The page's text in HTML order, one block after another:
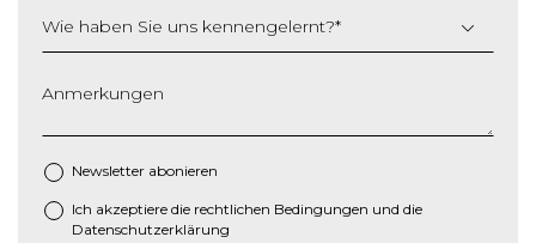
t
r
i
h
M
S
Wie haben Sie uns kennengelernt?*
Anmerkungen
Newsletter abonieren
* Ich akzeptiere die rechtlichen Bedingungen und die
Datenschutzerklärung